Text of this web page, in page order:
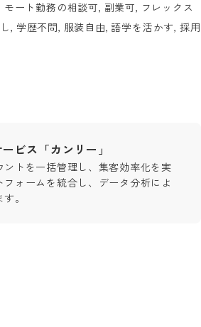
ート勤務の相談可, 副業可, フレックス
, 学歴不問, 服装自由, 語学を活かす, 採用
ビス「カンリー」
ントを一括管理し、集客効率化を実
ォームを統合し、データ分析によ
。